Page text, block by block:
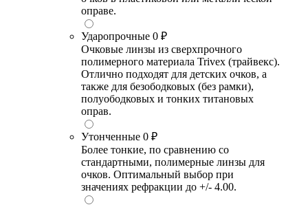
оправе.
Ударопрочные 0 ₽
Очковые линзы из сверхпрочного
полимерного материала Trivex (трайвекс).
Отлично подходят для детских очков, а
также для безободковых (без рамки),
полуободковых и тонких титановых
оправ.
Утонченные 0 ₽
Более тонкие, по сравнению со
стандартными, полимерные линзы для
очков. Оптимальный выбор при
значениях рефракции до +/- 4.00.